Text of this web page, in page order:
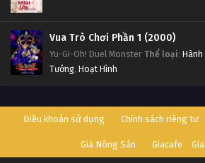
Vua Trò Chơi Phần 1 (2000)
Yu-Gi-Oh! Duel Monster Thể loại:
Tưởng, Hoạt Hình
Điều khoản sử dụng Chính sách riêng tư
Giá Nông Sản Giacafe